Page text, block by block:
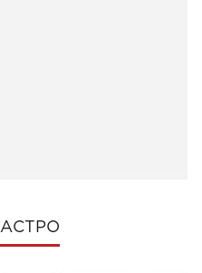
АСТРО